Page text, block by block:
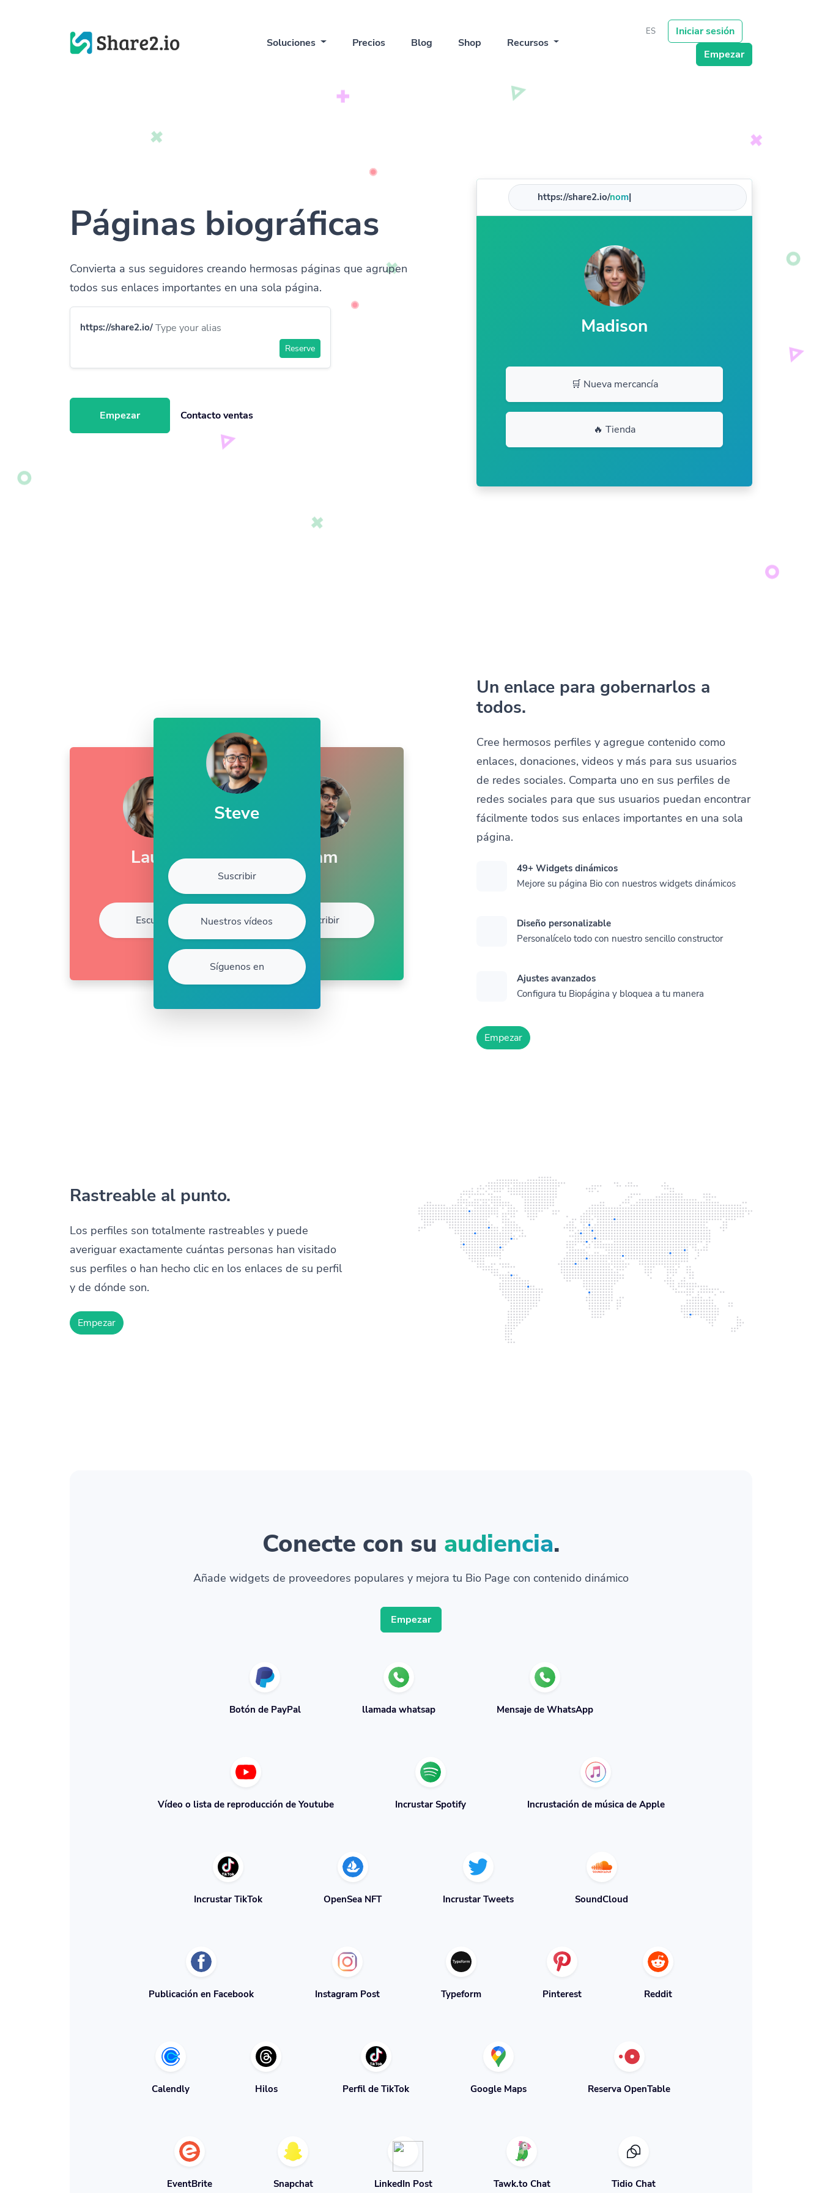
Soluciones Precios Blog Shop Recursos
ES
Iniciar sesión
Empezar
Páginas biográficas
Convierta a sus seguidores creando hermosas páginas que agrupen
todos sus enlaces importantes en una sola página.
https://share2.io/
Reserve
Empezar Contacto ventas
https://share2.io/nombre
Madison
🛒 Nueva mercancía
🔥 Tienda
Un enlace para gobernarlos a
todos.
Cree hermosos perfiles y agregue contenido como
enlaces, donaciones, videos y más para sus usuarios
de redes sociales. Comparta uno en sus perfiles de
redes sociales para que sus usuarios puedan encontrar
fácilmente todos sus enlaces importantes en una sola
página.
49+ Widgets dinámicos
Mejore su página Bio con nuestros widgets dinámicos
Diseño personalizable
Personalícelo todo con nuestro sencillo constructor
Ajustes avanzados
Configura tu Biopágina y bloquea a tu manera
Empezar
Laura
Escuche
Sam
Suscribir
Steve
Suscribir
Nuestros vídeos
Síguenos en
Rastreable al punto.
Los perfiles son totalmente rastreables y puede
averiguar exactamente cuántas personas han visitado
sus perfiles o han hecho clic en los enlaces de su perfil
y de dónde son.
Empezar
Conecte con su audiencia.
Añade widgets de proveedores populares y mejora tu Bio Page con contenido dinámico
Empezar
Botón de PayPal llamada whatsap Mensaje de WhatsApp
Vídeo o lista de reproducción de Youtube Incrustar Spotify Incrustación de música de Apple
Incrustar TikTok OpenSea NFT Incrustar Tweets SoundCloud
Publicación en Facebook Instagram Post Typeform Pinterest Reddit
Calendly Hilos Perfil de TikTok Google Maps Reserva OpenTable
EventBrite Snapchat LinkedIn Post Tawk.to Chat Tidio Chat